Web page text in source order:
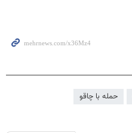
حمله با چاقو